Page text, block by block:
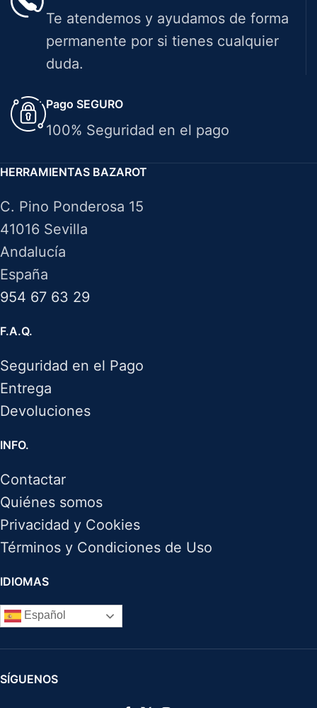
Te atendemos y ayudamos de forma
permanente por si tienes cualquier
duda.
Pago SEGURO
100% Seguridad en el pago
HERRAMIENTAS BAZAROT
C. Pino Ponderosa 15
41016 Sevilla
Andalucía
España
954 67 63 29
F.A.Q.
Seguridad en el Pago
Entrega
Devoluciones
INFO.
Contactar
Quiénes somos
Privacidad y Cookies
Términos y Condiciones de Uso
IDIOMAS
Español
SÍGUENOS